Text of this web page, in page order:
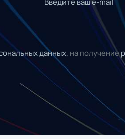
данных, на получение